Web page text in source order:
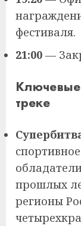
фестиваля.
21:00 —
Ключевые
треке
прошлых
регионы